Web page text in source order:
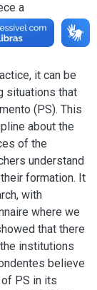
a
it can be
situations that
(PS). This
about the
of the
understand
formation. It
with
where we
that there
institutions
believe
PS in its